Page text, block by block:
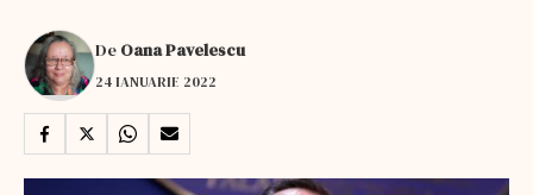
De Oana Pavelescu
24 IANUARIE 2022